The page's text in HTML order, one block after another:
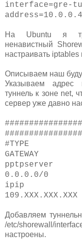
На Ubuntu я
ненавистный
настраивать
Описываем наш
Указываем адрес
туннель к зоне net,
сервер уже давно
GATEWAY
0.0.0.0/0
109.XXX.XXX.XXX
Добавляем
/etc/shorewall/
настроены.